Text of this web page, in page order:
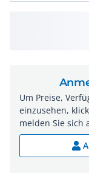
Um Preise,
einzusehen,
melden Sie sich